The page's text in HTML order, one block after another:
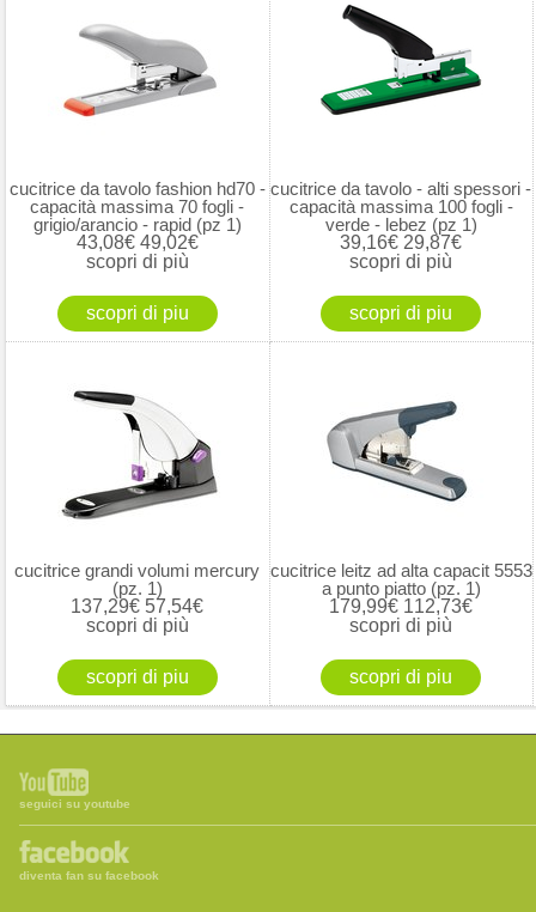
cucitrice da tavolo fashion hd70 -
capacità massima 70 fogli -
grigio/arancio - rapid (pz 1)
43,08€49,02€
scopri di più
cucitrice da tavolo - alti spessori -
capacità massima 100 fogli -
verde - lebez (pz 1)
39,16€ 29,87€
scopri di più
cucitrice grandi volumi mercury
(pz. 1)
137,29€ 57,54€
scopri di più
cucitrice leitz ad alta capacit 5553
a punto piatto (pz. 1)
179,99€ 112,73€
scopri di più
seguici su youtube
diventa fan su facebook